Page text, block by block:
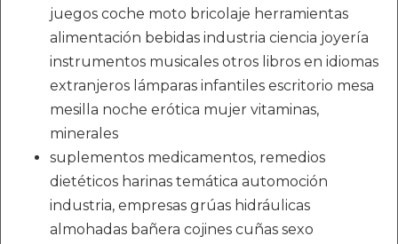
juegos coche moto bricolaje herramientas
alimentación bebidas industria ciencia joyería
instrumentos musicales otros libros en idiomas
extranjeros lámparas infantiles escritorio mesa
mesilla noche erótica mujer vitaminas,
minerales
suplementos medicamentos, remedios
dietéticos harinas temática automoción
industria, empresas grúas hidráulicas
almohadas bañera cojines cuñas sexo